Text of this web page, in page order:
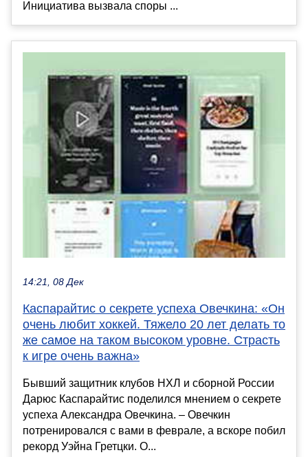
Инициатива вызвала споры ...
14:21, 08 Дек
Каспарайтис о секрете успеха Овечкина: «Он
очень любит хоккей. Тяжело 20 лет делать то
же самое на таком высоком уровне. Страсть
к игре очень важна»
Бывший защитник клубов НХЛ и сборной России
Дарюс Каспарайтис поделился мнением о секрете
успеха Александра Овечкина. – Овечкин
потренировался с вами в феврале, а вскоре побил
рекорд Уэйна Гретцки. О...